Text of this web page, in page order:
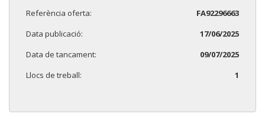
Referència oferta:
FA92296663
Data publicació:
17/06/2025
Data de tancament:
09/07/2025
Llocs de treball:
1